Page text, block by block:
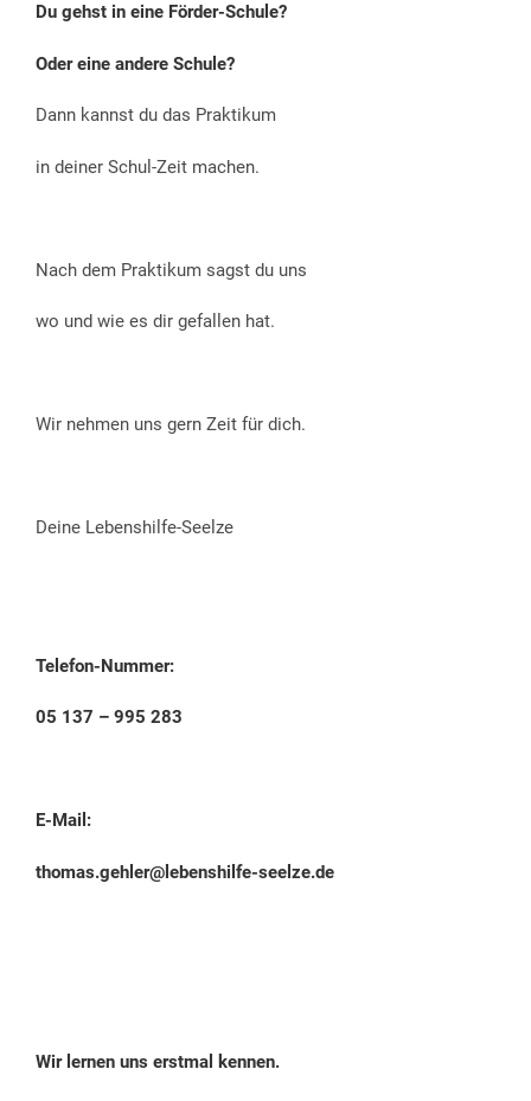
Du gehst in eine Förder-Schule?
Oder eine andere Schule?
Dann kannst du das Praktikum
in deiner Schul-Zeit machen.
Nach dem Praktikum sagst du uns
wo und wie es dir gefallen hat.
Wir nehmen uns gern Zeit für dich.
Deine Lebenshilfe-Seelze
Telefon-Nummer:
05 137 – 995 283
E-Mail:
thomas.gehler@lebenshilfe-seelze.de
Wir lernen uns erstmal kennen.